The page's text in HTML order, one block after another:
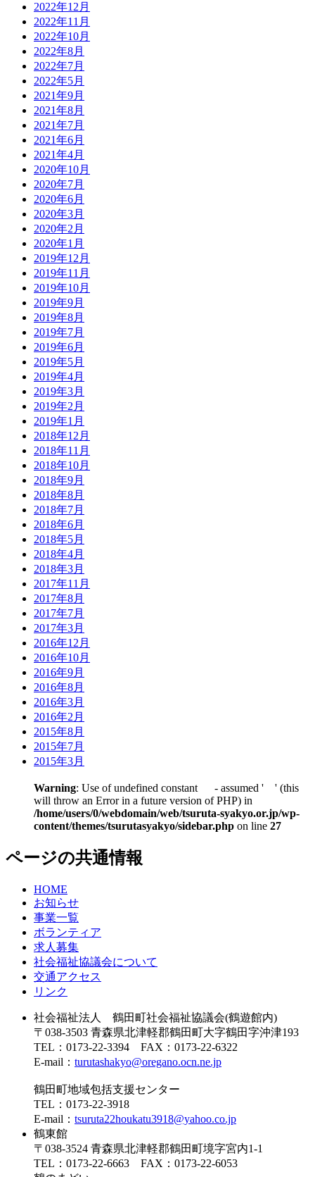
2022年12月
2022年11月
2022年10月
2022年8月
2022年7月
2022年5月
2021年9月
2021年8月
2021年7月
2021年6月
2021年4月
2020年10月
2020年7月
2020年6月
2020年3月
2020年2月
2020年1月
2019年12月
2019年11月
2019年10月
2019年9月
2019年8月
2019年7月
2019年6月
2019年5月
2019年4月
2019年3月
2019年2月
2019年1月
2018年12月
2018年11月
2018年10月
2018年9月
2018年8月
2018年7月
2018年6月
2018年5月
2018年4月
2018年3月
2017年11月
2017年8月
2017年7月
2017年3月
2016年12月
2016年10月
2016年9月
2016年8月
2016年3月
2016年2月
2015年8月
2015年7月
2015年3月
Warning: Use of undefined constant - assumed ' ' (this
will throw an Error in a future version of PHP) in
/home/users/0/webdomain/web/tsuruta-syakyo.or.jp/wp-
content/themes/tsurutasyakyo/sidebar.php on line 27
ページの共通情報
HOME
お知らせ
事業一覧
ボランティア
求人募集
社会福祉協議会について
交通アクセス
リンク
社会福祉法人 鶴田町社会福祉協議会(鶴遊館内)
〒038-3503 青森県北津軽郡鶴田町大字鶴田字沖津193
TEL：0173-22-3394 FAX：0173-22-6322
E-mail： turutashakyo@oregano.ocn.ne.jp
鶴田町地域包括支援センター
TEL：0173-22-3918
E-mail： tsuruta22houkatu3918@yahoo.co.jp
鶴東館
〒038-3524 青森県北津軽郡鶴田町境字宮内1-1
TEL：0173-22-6663 FAX：0173-22-6053